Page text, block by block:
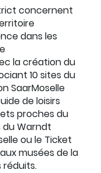
concernent
dans les
la création du
10 sites du
SaarMoselle
de loisirs
proches du
Warndt
ou le Ticket
musées de la
réduits.